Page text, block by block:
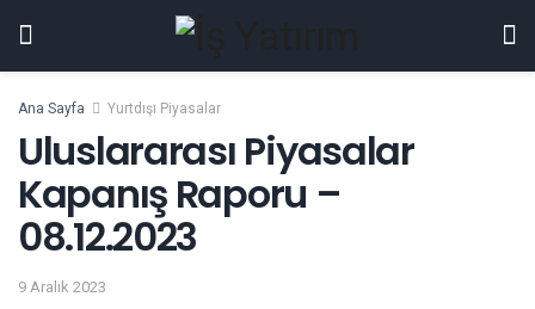
Ana Sayfa Yurtdışı Piyasalar
Uluslararası Piyasalar
Kapanış Raporu –
08.12.2023
9 Aralık 2023